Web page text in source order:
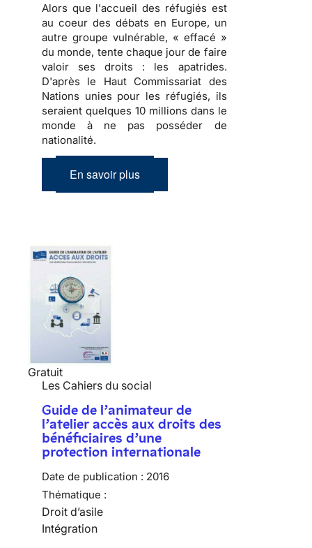
Alors que l'accueil des réfugiés est
au coeur des débats en Europe, un
autre groupe vulnérable, « effacé »
du monde, tente chaque jour de faire
valoir ses droits : les apatrides.
D'après le Haut Commissariat des
Nations unies pour les réfugiés, ils
seraient quelques 10 millions dans le
monde à ne pas posséder de
nationalité.
En savoir plus
Gratuit
Les Cahiers du social
Guide de l’animateur de
l’atelier accès aux droits des
bénéficiaires d’une
protection internationale
Date de publication : 2016
Thématique :
Droit d’asile
Intégration